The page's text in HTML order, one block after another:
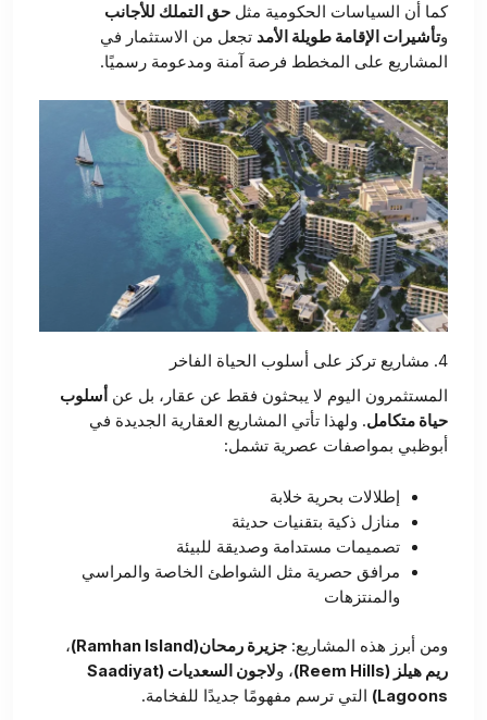
كما أن السياسات الحكومية مثل حق التملك للأجانب
وتأشيرات الإقامة طويلة الأمد تجعل من الاستثمار في
المشاريع على المخطط فرصة آمنة ومدعومة رسميًا.
4. مشاريع تركز على أسلوب الحياة الفاخر
المستثمرون اليوم لا يبحثون فقط عن عقار، بل عن أسلوب
حياة متكامل. ولهذا تأتي المشاريع العقارية الجديدة في
أبوظبي بمواصفات عصرية تشمل:
إطلالات بحرية خلابة
منازل ذكية بتقنيات حديثة
تصميمات مستدامة وصديقة للبيئة
مرافق حصرية مثل الشواطئ الخاصة والمراسي
والمنتزهات
ومن أبرز هذه المشاريع: جزيرة رمحان(Ramhan Island)
،
ريم هيلز (Reem Hills)
، و
لاجون السعديات (Saadiyat
Lagoons)
التي ترسم مفهومًا جديدًا للفخامة.